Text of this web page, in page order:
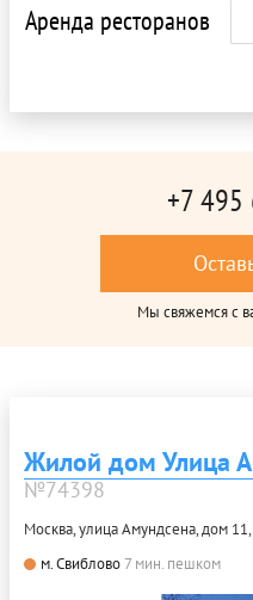
Аренда ресторанов
+7
Мы свяжемся с
Жилой дом Улица
№74398
Москва, улица Амундсена, дом 11,
м. Свиблово 7 мин. пешком